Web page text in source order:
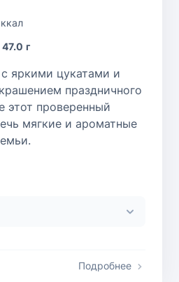
47.0 г
яркими цукатами и
праздничного
этот проверенный
мягкие и ароматные
Подробнее